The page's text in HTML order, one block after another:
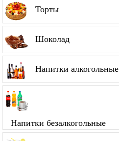
Торты
Шоколад
Напитки алкогольные
Напитки безалкогольные